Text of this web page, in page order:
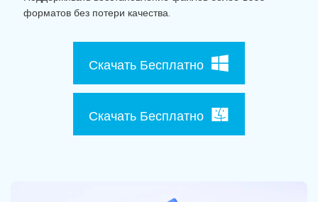
Информационный центр
НАЙТИ БОЛЬШЕ РЕШЕНИЙ
Поиск
форматов без потери качества.
Скачать Бесплатно
Скачать Бесплатно